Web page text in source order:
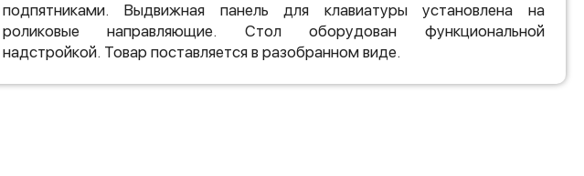
подпятниками. Выдвижная панель для клавиатуры установлена на
роликовые направляющие. Стол оборудован функциональной
надстройкой. Товар поставляется в разобранном виде.